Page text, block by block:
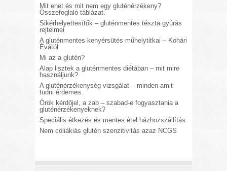
Mit ehet és mit nem egy gluténérzékeny?
Összefoglaló táblázat.
Sikérhelyettesítők – gluténmentes tészta gyúrás
rejtelmei
A gluténmentes kenyérsütés műhelytitkai – Kohári
Évától
Mi az a glutén?
Alap lisztek a gluténmentes diétában – mit mire
használjunk?
A gluténérzékenység vizsgálat – minden amit
tudni érdemes.
Örök kérdőjel, a zab – szabad-e fogyasztania a
gluténérzékenyeknek?
Speciális étkezés és mentes étel házhozszállítás
Nem cöliákiás glutén szenzitivitás azaz NCGS